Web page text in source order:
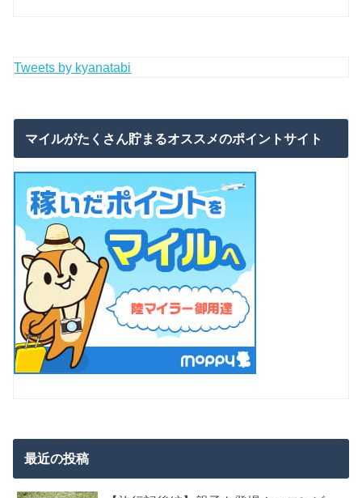
Tweets by kyanatabi
マイルがたくさん貯まるオススメのポイントサイト
最近の投稿